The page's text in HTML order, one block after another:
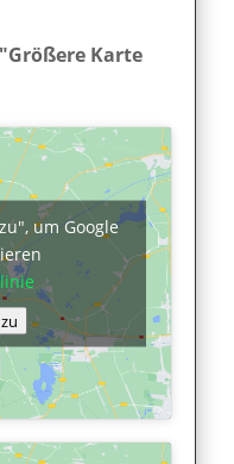
Karte
um Google